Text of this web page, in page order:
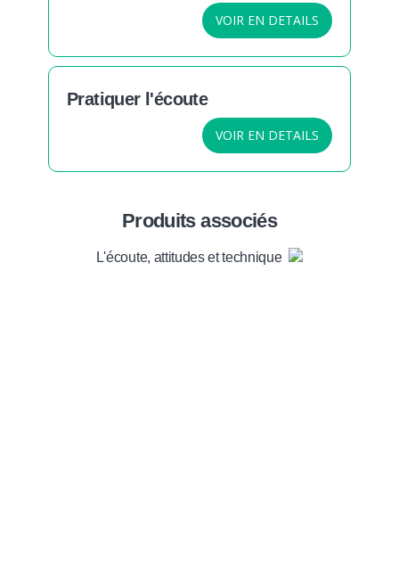
VOIR EN DETAILS
Pratiquer l'écoute
VOIR EN DETAILS
Produits associés
L'écoute, attitudes et techniques